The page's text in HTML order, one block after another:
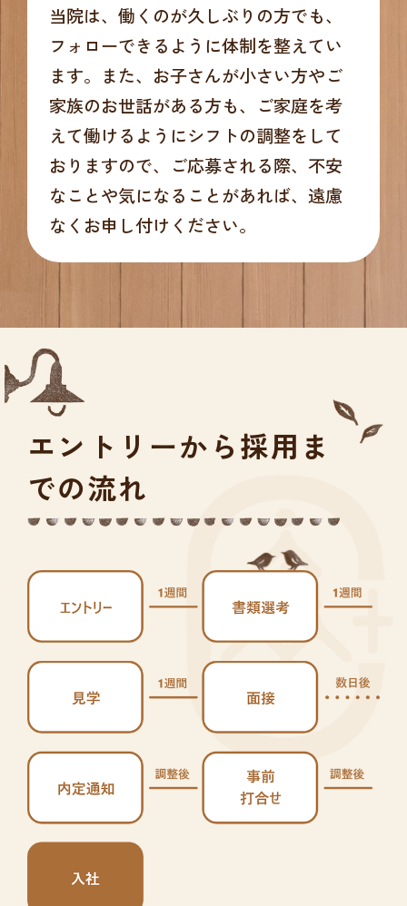
当院は、働くのが久しぶりの方でも、
フォローできるように体制を整えてい
ます。また、お子さんが小さい方やご
家族のお世話がある方も、ご家庭を考
えて働けるようにシフトの調整をして
おりますので、ご応募される際、不安
なことや気になることがあれば、遠慮
なくお申し付けください。
エントリーから採用ま
での流れ